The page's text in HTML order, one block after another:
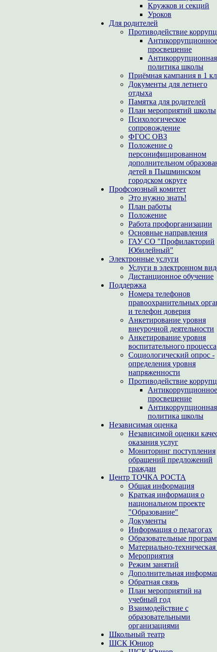
Кружков и секций
Уроков
Для родителей
Противодействие
Антикоррупционное
просвещение
Антикоррупционная
политика школы
Приёмная кампания в 1
Документы для летнего
отдыха
Памятка для родителей
План мероприятий школы
Психологическое
сопровождение
ФГОС ОВЗ
Положение о
персонифицированном
дополнительном
детей в Пышминском
городском округе
Профсоюзный комитет
Это нужно знать!
План работы
Положение
Работа профорганизации
Основные направления
ГАУ СО "Профилакторий
Юбилейный"
Электронные услуги
Услуги в электронном
Дистанционное обучение
Поддержка
Номера телефонов
правоохранительных
и телефон доверия
Анкетирование уровня
внеурочной деятельности
Анкетирование уровня
воспитательного процесса
Социологический опрос -
определения уровня
напряженности
Противодействие
Антикоррупционное
просвещение
Антикоррупционная
политика школы
Независимая оценка
Независимой оценки
оказания услуг
Мониторинг поступления
обращений предложений
граждан
Центр ТОЧКА РОСТА
Общая информация
Краткая информация о
национальном проекте
"Образование"
Документы
Информация о педагогах
Образовательные
Материально-техническая
Мероприятия
Режим занятий
Дополнительная
Обратная связь
План мероприятий на
учебный год
Взаимодействие с
образовательными
организациями
Школьный театр
ШСК Юниор